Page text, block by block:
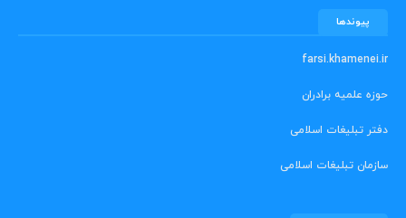
پیوندها
farsi.khamenei.ir
حوزه علمیه برادران
دفتر تبلیغات اسلامی
سازمان تبلیغات اسلامی